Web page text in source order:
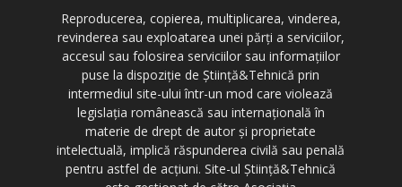
Reproducerea, copierea, multiplicarea, vinderea,
revinderea sau exploatarea unei părți a serviciilor,
accesul sau folosirea serviciilor sau informațiilor
puse la dispoziție de Știință&Tehnică prin
intermediul site-ului într-un mod care violează
legislația românească sau internațională în
materie de drept de autor și proprietate
intelectuală, implică răspunderea civilă sau penală
pentru astfel de acțiuni. Site-ul Știință&Tehnică